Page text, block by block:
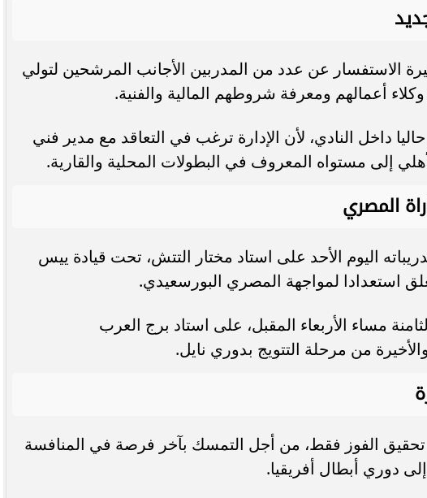
الاستفسار عن عدد من المدربين الأجانب المرشحين لتولي
أعمالهم ومعرفة شروطهم المالية والفنية.
داخل النادي، لأن الإدارة ترغب في التعاقد مع مدير فني
إلى مستواه المعروف في البطولات المحلية والقارية.
المصري
اليوم الأحد على استاد مختار التتش، تحت قيادة ييس
استعدادا لمواجهة المصري البورسعيدي.
مساء الأربعاء المقبل، على استاد برج العرب
من مرحلة التتويج بدوري نايل.
الفوز فقط، من أجل التمسك بآخر فرصة في المنافسة
دوري أبطال أفريقيا.